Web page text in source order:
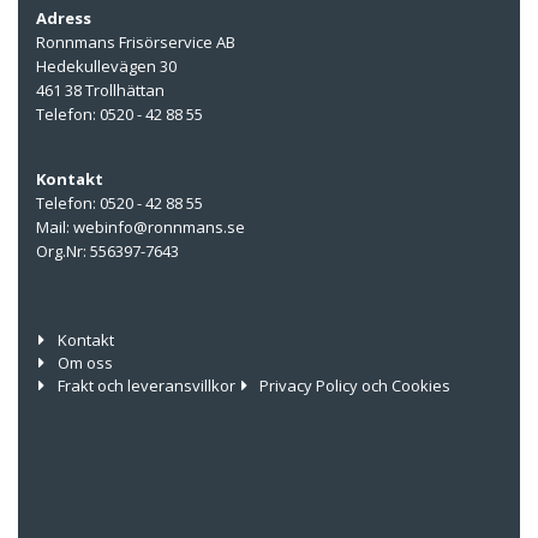
Adress
Ronnmans Frisörservice AB
Hedekullevägen 30
461 38 Trollhättan
Telefon: 0520 - 42 88 55
Kontakt
Telefon: 0520 - 42 88 55
Mail: webinfo@ronnmans.se
Org.Nr: 556397-7643
Kontakt
Om oss
Frakt och leveransvillkor
Privacy Policy och Cookies